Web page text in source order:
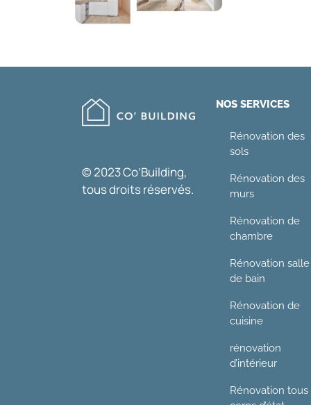
© 2023 Co’Building,
tous droits réservés.
NOS SERVICES
Rénovation des
sols
Rénovation des
murs
Rénovation de
chambre
Rénovation salle
de bain
Rénovation de
cuisine
rénovation
d’intérieur
Rénovation tous